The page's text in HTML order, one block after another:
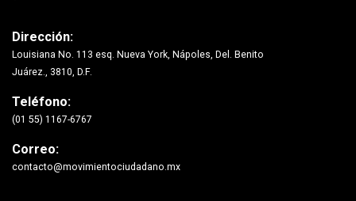
Dirección:
Louisiana No. 113 esq. Nueva York, Nápoles, Del. Benito
Juárez., 3810, D.F.
Teléfono:
(01 55) 1167-6767
Correo:
contacto@movimientociudadano.mx